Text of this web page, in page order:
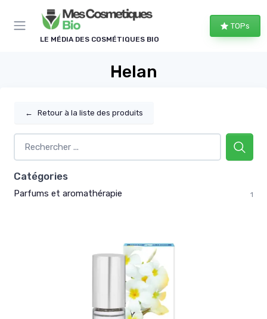
LE MÉDIA DES COSMÉTIQUES BIO
TOPs
Helan
← Retour à la liste des produits
Catégories
Parfums et aromathérapie 1
Panneau de gestion des cookies